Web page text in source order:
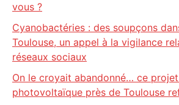
vous ?
Cyanobactéries : des soupçons
Toulouse, un appel à la vigilance
réseaux sociaux
On le croyait abandonné… ce
photovoltaïque près de Toulouse